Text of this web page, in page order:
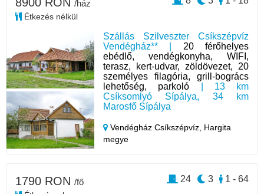
Szállás Szilveszter Csíkszépvíz
Vendégház** | 20 férőhelyes
ebédlő, vendégkonyha, WIFI,
terasz, kert-udvar, zöldövezet, 20
személyes filagória, grill-bogrács
lehetőség, parkoló | 13 km
Csíksomlyó Sípálya, 34 km
Marosfő Sípálya
Vendégház Csíkszépvíz, Hargita
megye
/ház
Étkezés nélkül
1790 RON /fő 1 - 64
3
24